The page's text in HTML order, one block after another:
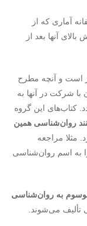
آماری که از
آنها بعد از
است و آنچه مطرح‌
با شرکت در آنها به
کتاب‌های این گروه
روان‌شناسی همین
مثلا مراجعه
به اسم روان‌شناسی
به روان‌شناسی
تألیف می‌شوند.